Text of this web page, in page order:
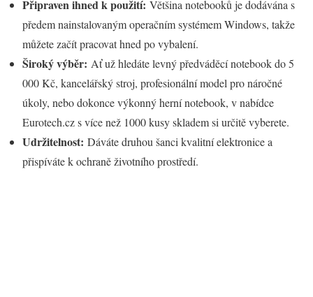
Připraven ihned k použití: Většina notebooků je dodávána s
předem nainstalovaným operačním systémem Windows, takže
můžete začít pracovat hned po vybalení.
Široký výběr: Ať už hledáte levný předváděcí notebook do 5
000 Kč, kancelářský stroj, profesionální model pro náročné
úkoly, nebo dokonce výkonný herní notebook, v nabídce
Eurotech.cz s více než 1000 kusy skladem si určitě vyberete.
Udržitelnost: Dáváte druhou šanci kvalitní elektronice a
přispíváte k ochraně životního prostředí.